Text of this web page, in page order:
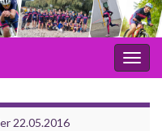
22.05.2016